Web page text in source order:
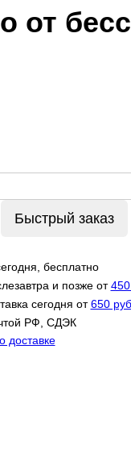
от
Быстрый заказ
бесплатно
и позже от
сегодня от650 руб
РФ, СДЭК
доставке